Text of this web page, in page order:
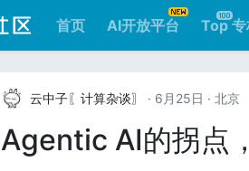
首页 AI开放平台 Top 专
云中子〖计算杂谈〗 · 6月25日 · 北京
Agentic AI的拐点